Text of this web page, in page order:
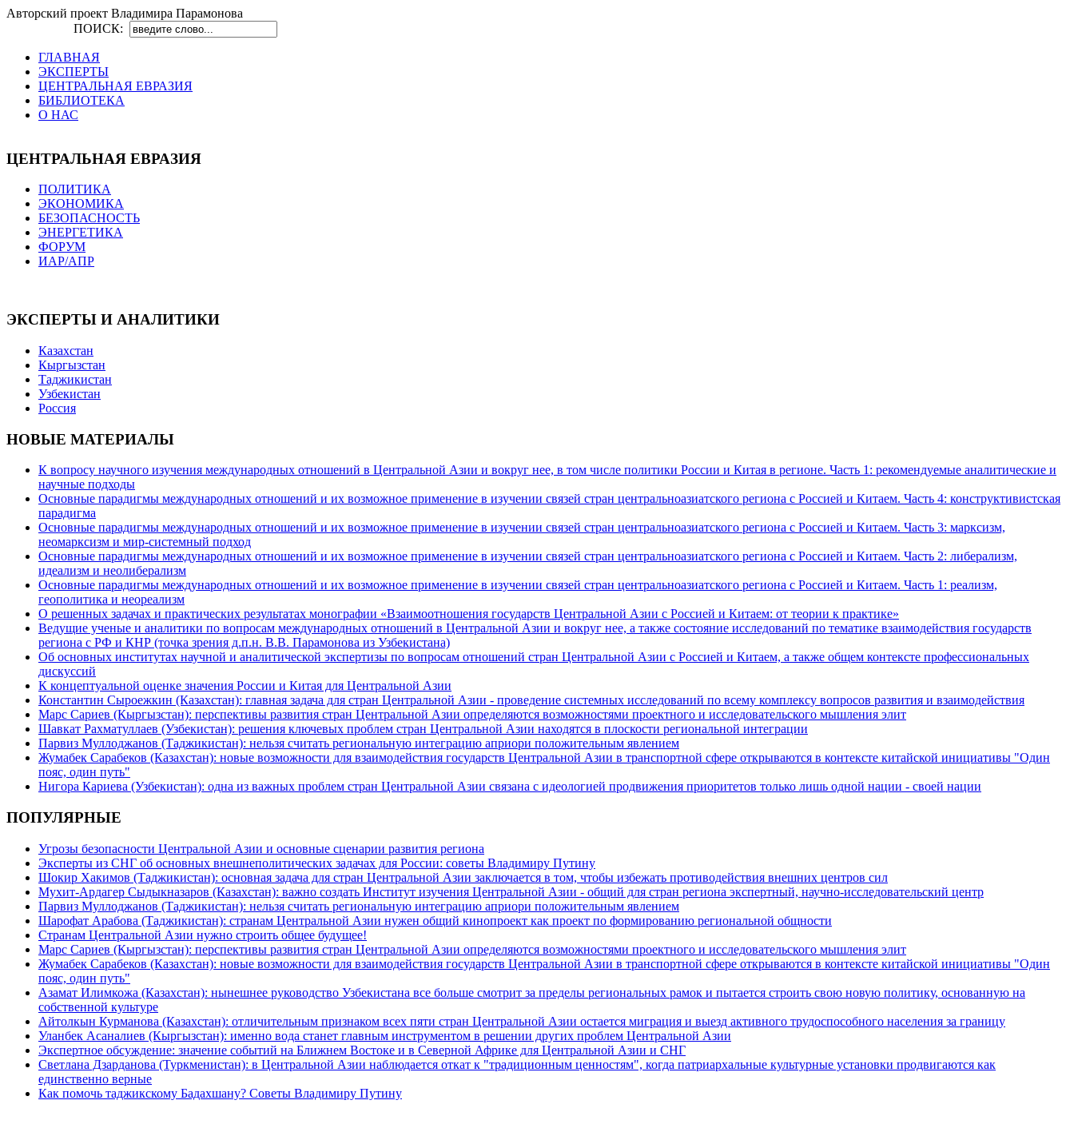
Авторский проект Владимира Парамонова
ПОИСК:
ГЛАВНАЯ
ЭКСПЕРТЫ
ЦЕНТРАЛЬНАЯ ЕВРАЗИЯ
БИБЛИОТЕКА
О НАС
ЦЕНТРАЛЬНАЯ ЕВРАЗИЯ
ПОЛИТИКА
ЭКОНОМИКА
БЕЗОПАСНОСТЬ
ЭНЕРГЕТИКА
ФОРУМ
ИАР/АПР
ЭКСПЕРТЫ И АНАЛИТИКИ
Казахстан
Кыргызстан
Таджикистан
Узбекистан
Россия
НОВЫЕ МАТЕРИАЛЫ
К вопросу научного изучения международных отношений в Центральной Азии и вокруг нее, в том числе политики России и Китая в регионе. Часть 1: рекомендуемые аналитические и
научные подходы
Основные парадигмы международных отношений и их возможное применение в изучении связей стран центральноазиатского региона с Россией и Китаем. Часть 4: конструктивистская
парадигма
Основные парадигмы международных отношений и их возможное применение в изучении связей стран центральноазиатского региона с Россией и Китаем. Часть 3: марксизм,
неомарксизм и мир-системный подход
Основные парадигмы международных отношений и их возможное применение в изучении связей стран центральноазиатского региона с Россией и Китаем. Часть 2: либерализм,
идеализм и неолиберализм
Основные парадигмы международных отношений и их возможное применение в изучении связей стран центральноазиатского региона с Россией и Китаем. Часть 1: реализм,
геополитика и неореализм
О решенных задачах и практических результатах монографии «Взаимоотношения государств Центральной Азии с Россией и Китаем: от теории к практике»
Ведущие ученые и аналитики по вопросам международных отношений в Центральной Азии и вокруг нее, а также состояние исследований по тематике взаимодействия государств
региона с РФ и КНР (точка зрения д.п.н. В.В. Парамонова из Узбекистана)
Об основных институтах научной и аналитической экспертизы по вопросам отношений стран Центральной Азии с Россией и Китаем, а также общем контексте профессиональных
дискуссий
К концептуальной оценке значения России и Китая для Центральной Азии
Константин Сыроежкин (Казахстан): главная задача для стран Центральной Азии - проведение системных исследований по всему комплексу вопросов развития и взаимодействия
Марс Сариев (Кыргызстан): перспективы развития стран Центральной Азии определяются возможностями проектного и исследовательского мышления элит
Шавкат Рахматуллаев (Узбекистан): решения ключевых проблем стран Центральной Азии находятся в плоскости региональной интеграции
Парвиз Муллоджанов (Таджикистан): нельзя считать региональную интеграцию априори положительным явлением
Жумабек Сарабеков (Казахстан): новые возможности для взаимодействия государств Центральной Азии в транспортной сфере открываются в контексте китайской инициативы "Один
пояс, один путь"
Нигора Кариева (Узбекистан): одна из важных проблем стран Центральной Азии связана с идеологией продвижения приоритетов только лишь одной нации - своей нации
ПОПУЛЯРНЫЕ
Угрозы безопасности Центральной Азии и основные сценарии развития региона
Эксперты из СНГ об основных внешнеполитических задачах для России: советы Владимиру Путину
Шокир Хакимов (Таджикистан): основная задача для стран Центральной Азии заключается в том, чтобы избежать противодействия внешних центров сил
Мухит-Ардагер Сыдыкназаров (Казахстан): важно создать Институт изучения Центральной Азии - общий для стран региона экспертный, научно-исследовательский центр
Парвиз Муллоджанов (Таджикистан): нельзя считать региональную интеграцию априори положительным явлением
Шарофат Арабова (Таджикистан): странам Центральной Азии нужен общий кинопроект как проект по формированию региональной общности
Странам Центральной Азии нужно строить общее будущее!
Марс Сариев (Кыргызстан): перспективы развития стран Центральной Азии определяются возможностями проектного и исследовательского мышления элит
Жумабек Сарабеков (Казахстан): новые возможности для взаимодействия государств Центральной Азии в транспортной сфере открываются в контексте китайской инициативы "Один
пояс, один путь"
Азамат Илимкожа (Казахстан): нынешнее руководство Узбекистана все больше смотрит за пределы региональных рамок и пытается строить свою новую политику, основанную на
собственной культуре
Айтолкын Курманова (Казахстан): отличительным признаком всех пяти стран Центральной Азии остается миграция и выезд активного трудоспособного населения за границу
Уланбек Асаналиев (Кыргызстан): именно вода станет главным инструментом в решении других проблем Центральной Азии
Экспертное обсуждение: значение событий на Ближнем Востоке и в Северной Африке для Центральной Азии и СНГ
Светлана Дзарданова (Туркменистан): в Центральной Азии наблюдается откат к "традиционным ценностям", когда патриархальные культурные установки продвигаются как
единственно верные
Как помочь таджикскому Бадахшану? Советы Владимиру Путину